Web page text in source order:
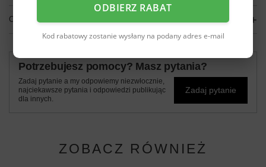
OPINIE
Potrzebujesz pomocy? Masz pytania?
Zadaj pytanie a my odpowiemy niezwłocznie,
najciekawsze pytania i odpowiedzi publikując
dla innych.
Zadaj pytanie
ZOBACZ RÓWNIEŻ
ODBIERZ RABAT
Kod rabatowy zostanie wysłany na podany adres e-mail